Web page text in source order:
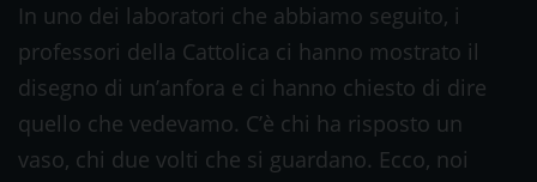
In uno dei laboratori che abbiamo seguito, i
professori della Cattolica ci hanno mostrato il
disegno di un’anfora e ci hanno chiesto di dire
quello che vedevamo. C’è chi ha risposto un
vaso, chi due volti che si guardano. Ecco, noi